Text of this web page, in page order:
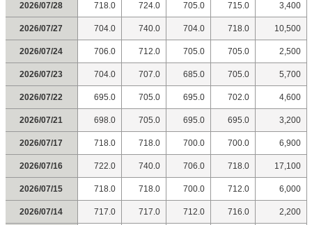
2026/07/28 718.0 724.0 705.0 715.0 3,400
2026/07/27 704.0 740.0 704.0 718.0 10,500
2026/07/24 706.0 712.0 705.0 705.0 2,500
2026/07/23 704.0 707.0 685.0 705.0 5,700
2026/07/22 695.0 705.0 695.0 702.0 4,600
2026/07/21 698.0 705.0 695.0 695.0 3,200
2026/07/17 718.0 718.0 700.0 700.0 6,900
2026/07/16 722.0 740.0 706.0 718.0 17,100
2026/07/15 718.0 718.0 700.0 712.0 6,000
2026/07/14 717.0 717.0 712.0 716.0 2,200